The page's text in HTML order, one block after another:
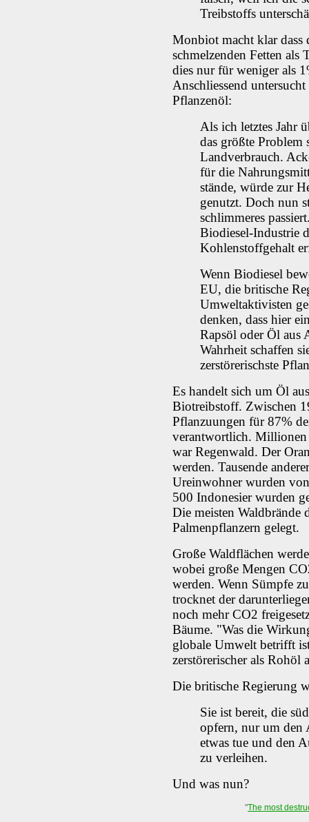
Treibstoffs
Monbiot macht klar dass
schmelzenden Fetten als
dies nur für weniger als
Anschliessend
Pflanzenöl:
Als ich letztes Jahr
das größte Problem
Landverbrauch.
für die
stände, würde zur
genutzt. Doch nun
schlimmeres
Biodiesel-Industrie
Kohlenstoffgehalt
Wenn Biodiesel
EU, die britische
Umweltaktivisten
denken, dass hier
Rapsöl oder Öl aus
Wahrheit schaffen
zerstörerischste
Es handelt sich um Öl
Biotreibstoff. Zwischen
Pflanzuungen für 87%
verantwortlich.
war Regenwald. Der
werden. Tausende
Ureinwohner wurden
500 Indonesier wurden
Die meisten Waldbrände
Palmenpflanzern gelegt.
Große Waldflächen
wobei große Mengen
werden. Wenn Sümpfe
trocknet der
noch mehr CO2
Bäume. "Was die
globale Umwelt betrifft
zerstörerischer als Rohöl
Die britische Regierung
Sie ist bereit, die
opfern, nur um den
etwas tue und den
zu verleihen.
Und was nun?
"The most